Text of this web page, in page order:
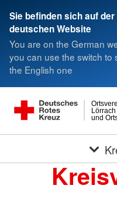
Sie befinden sich auf der
deutschen Website
You are on the German
you can use the switch to
the English one
und
Lörrach